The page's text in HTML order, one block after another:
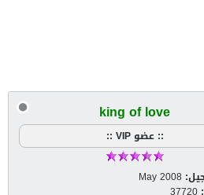
king of love
:: عضو VIP ::
May 2008